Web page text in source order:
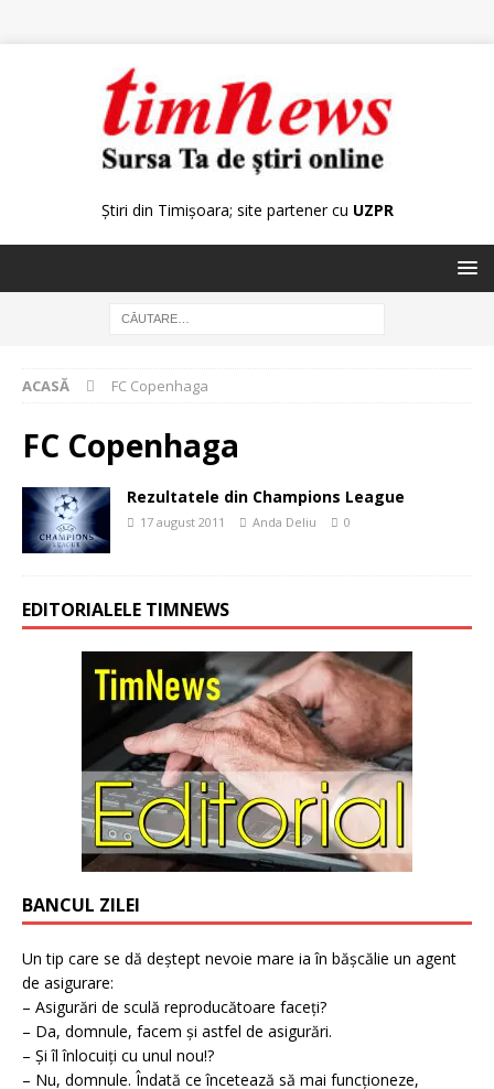
Știri din Timișoara; site partener cu UZPR
ACASĂ FC Copenhaga
FC Copenhaga
Rezultatele din Champions League
17 august 2011 Anda Deliu 0
EDITORIALELE TIMNEWS
BANCUL ZILEI
Un tip care se dă deștept nevoie mare ia în bășcălie un agent
de asigurare:
– Asigurări de sculă reproducătoare faceți?
– Da, domnule, facem și astfel de asigurări.
– Și îl înlocuiți cu unul nou!?
– Nu, domnule. Îndată ce încetează să mai funcționeze,